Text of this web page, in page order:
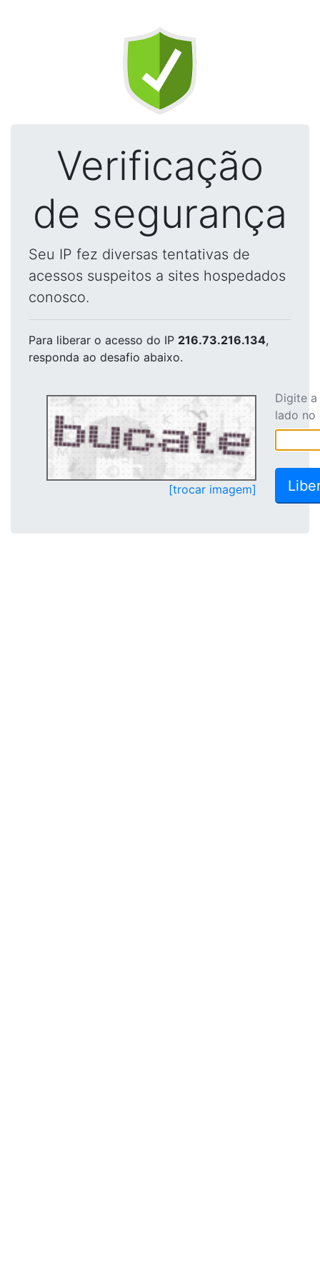
Verificação
de segurança
Seu IP fez diversas tentativas de
acessos suspeitos a sites hospedados
conosco.
Para liberar o acesso do IP 216.73.216.134,
responda ao desafio abaixo.
[trocar imagem]
Digite
lado no